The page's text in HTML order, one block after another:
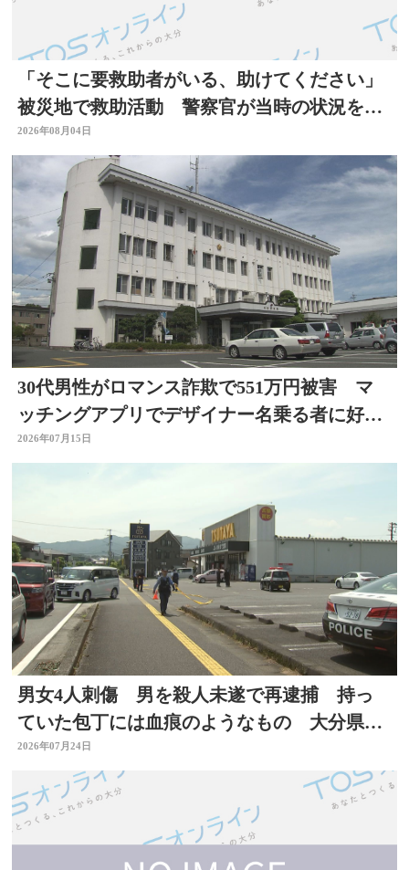
「そこに要救助者がいる、助けてください」
被災地で救助活動 警察官が当時の状況を語
る 大分
2026年08月04日
30代男性がロマンス詐欺で551万円被害 マ
ッチングアプリでデザイナー名乗る者に好意
抱く 大分
2026年07月15日
男女4人刺傷 男を殺人未遂で再逮捕 持っ
ていた包丁には血痕のようなもの 大分県佐
伯市
2026年07月24日